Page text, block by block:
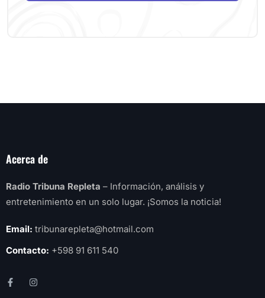
Acerca de
Radio Tribuna Repleta – Información, análisis y
entretenimiento en un solo lugar. ¡Somos la noticia!
Email: tribunarepleta@hotmail.com
Contacto: +598 91 611 540